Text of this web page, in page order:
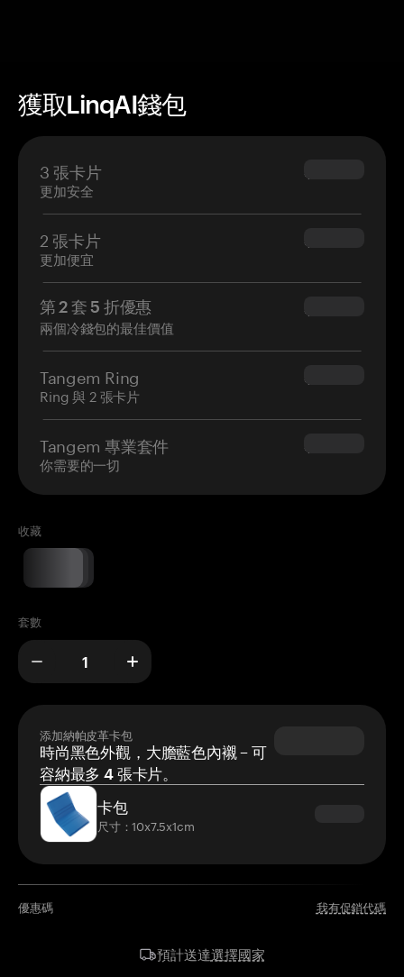
獲取LinqAI錢包
3 張卡片
更加安全
$69.90
2 張卡片
更加便宜
$54.90
第 2 套 5 折優惠
兩個冷錢包的最佳價值
$34.95
Tangem Ring
Ring 與 2 張卡片
$160.00
Tangem 專業套件
你需要的一切
$180.00
收藏
套數
添加納帕皮革卡包
時尚黑色外觀，大膽藍色內襯 – 可
容納最多 4 張卡片。
卡包
尺寸：10x7.5x1cm
優惠碼 我有促銷代碼
預計送達選擇國家